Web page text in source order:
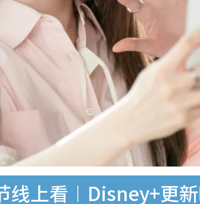
线上看︱Disney+更